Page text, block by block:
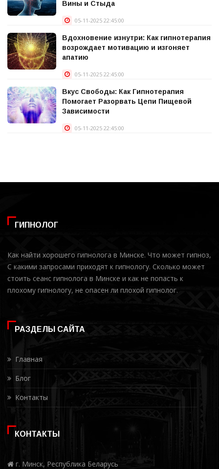
Вины и Стыда
05-11-2025 22:45:00
Вдохновение изнутри: Как гипнотерапия
возрождает мотивацию и изгоняет
апатию
05-11-2025 22:45:00
Вкус Свободы: Как Гипнотерапия
Помогает Разорвать Цепи Пищевой
Зависимости
05-11-2025 22:45:00
ГИПНОЛОГ
Как найти хорошего гипнолога в Минске. Что может гипноз,
С какими запросами приходят к гипнологу. Сколько может
стоить сеанс гипнолога в Минске и как не попасть к
плохому гипнологу, не опасен ли плохой гипнолог.
РАЗДЕЛЫ САЙТА
Главная
Блог
Контакты
КОНТАКТЫ
г. Минск, Республика Беларусь